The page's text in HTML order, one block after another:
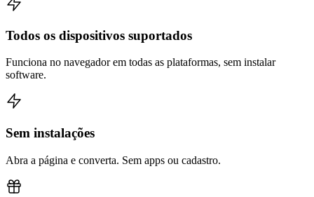
Todos os dispositivos suportados
Funciona no navegador em todas as plataformas, sem instalar
software.
Sem instalações
Abra a página e converta. Sem apps ou cadastro.